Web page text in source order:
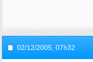
02/12/2005, 07h32